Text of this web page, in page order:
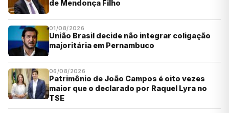
de Mendonça Filho
01/08/2026
União Brasil decide não integrar coligação
majoritária em Pernambuco
06/08/2026
Patrimônio de João Campos é oito vezes
maior que o declarado por Raquel Lyra no
TSE